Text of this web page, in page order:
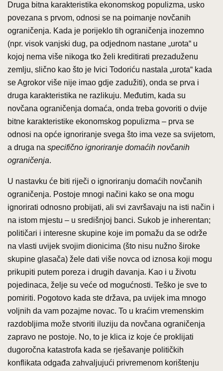
Druga bitna karakteristika ekonomskog populizma, usko
povezana s prvom, odnosi se na poimanje novčanih
ograničenja. Kada je porijeklo tih ograničenja inozemno
(npr. visok vanjski dug, pa odjednom nastane „urota“ u
kojoj nema više nikoga tko želi kreditirati prezaduženu
zemlju, slično kao što je Ivici Todoriću nastala „urota“ kada
se Agrokor više nije imao gdje zadužiti), onda se prva i
druga karakteristika ne razlikuju. Međutim, kada su
novčana ograničenja domaća, onda treba govoriti o dvije
bitne karakteristike ekonomskog populizma – prva se
odnosi na opće ignoriranje svega što ima veze sa svijetom,
a druga na specifično ignoriranje domaćih novčanih
ograničenja.
U nastavku će biti riječi o ignoriranju domaćih novčanih
ograničenja. Postoje mnogi načini kako se ona mogu
ignorirati odnosno probijati, ali svi završavaju na isti način i
na istom mjestu – u središnjoj banci. Sukob je inherentan;
političari i interesne skupine koje im pomažu da se održe
na vlasti uvijek svojim dionicima (što nisu nužno široke
skupine glasača) žele dati više novca od iznosa koji mogu
prikupiti putem poreza i drugih davanja. Kao i u životu
pojedinaca, želje su veće od mogućnosti. Teško je sve to
pomiriti. Pogotovo kada ste država, pa uvijek ima mnogo
voljnih da vam pozajme novac. To u kraćim vremenskim
razdobljima može stvoriti iluziju da novčana ograničenja
zapravo ne postoje. No, to je klica iz koje će proklijati
dugoročna katastrofa kada se rješavanje političkih
konflikata odgađa zahvaljujući privremenom korištenju